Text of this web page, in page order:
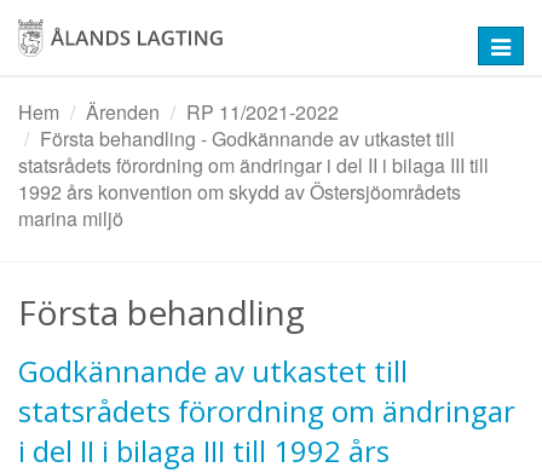
Hoppa
huvudinnehåll
Hem
Ärenden
RP 11/2021-2022
Första behandling - Godkännande av utkastet till
statsrådets förordning om ändringar i del II i bilaga III till
1992 års konvention om skydd av Östersjöområdets
marina miljö
Första behandling
Godkännande av utkastet till
statsrådets förordning om ändringar
i del II i bilaga III till 1992 års